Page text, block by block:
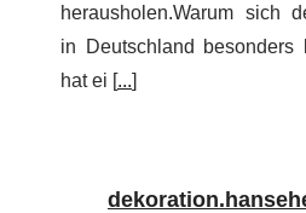
herausholen.Warum sich
in Deutschland besonders
hat ei [...]